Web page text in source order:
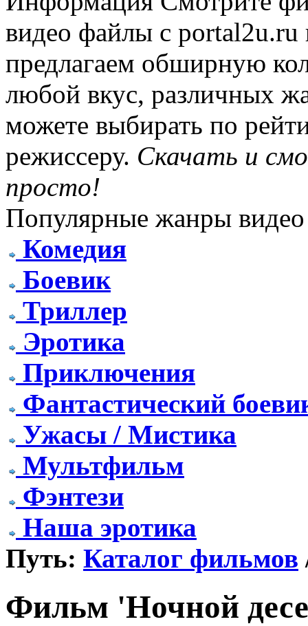
видео файлы с
предлагаем обширную
любой вкус, различных
можете выбирать по
режиссеру. Скачать и
просто!
Популярные жанры видео
Комедия
Боевик
Триллер
Эротика
Приключения
Фантастический
Ужасы / Мистика
Мультфильм
Фэнтези
Наша эротика
Путь: Каталог фильмов
Фильм 'Ночной